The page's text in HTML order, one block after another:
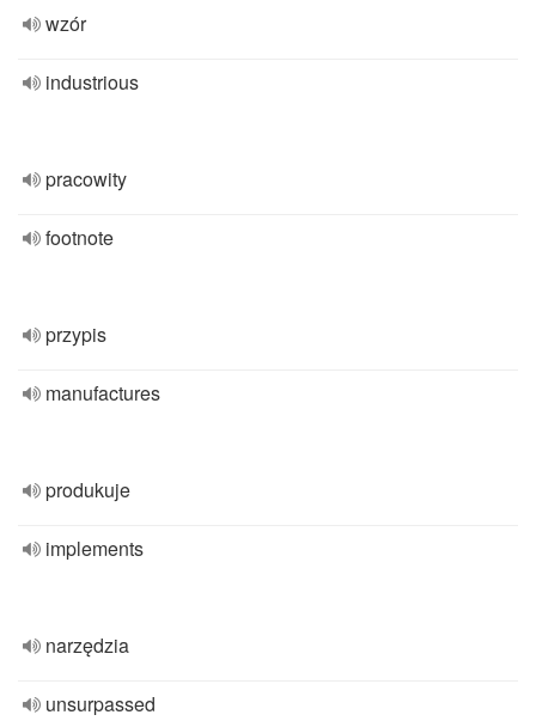
wzór
industrious
pracowity
footnote
przypis
manufactures
produkuje
implements
narzędzia
unsurpassed